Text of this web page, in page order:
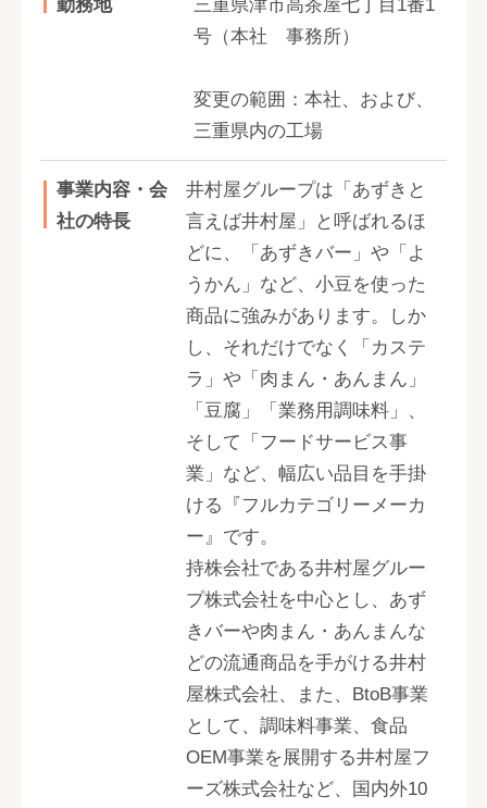
勤務地
三重県津市高茶屋七丁目1番1
号（本社 事務所）
変更の範囲：本社、および、
三重県内の工場
事業内容・会
社の特長
井村屋グループは「あずきと
言えば井村屋」と呼ばれるほ
どに、「あずきバー」や「よ
うかん」など、小豆を使った
商品に強みがあります。しか
し、それだけでなく「カステ
ラ」や「肉まん・あんまん」
「豆腐」「業務用調味料」、
そして「フードサービス事
業」など、幅広い品目を手掛
ける『フルカテゴリーメーカ
ー』です。
持株会社である井村屋グルー
プ株式会社を中心とし、あず
きバーや肉まん・あんまんな
どの流通商品を手がける井村
屋株式会社、また、BtoB事業
として、調味料事業、食品
OEM事業を展開する井村屋フ
ーズ株式会社など、国内外10